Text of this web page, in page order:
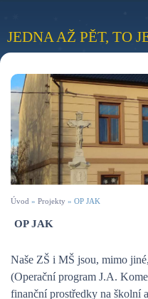
JEDNA AŽ PĚT, TO
Úvod » Projekty » OP JAK
OP JAK
Naše ZŠ i MŠ jsou, mimo
(Operační program J.A.
finanční prostředky na školní